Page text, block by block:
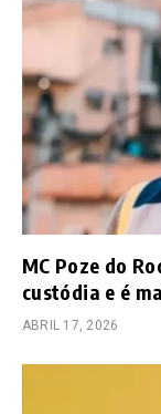
MC Poze do
custódia e é
ABRIL 17, 2026